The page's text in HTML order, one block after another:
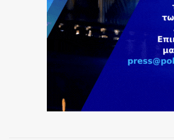
ΟΠΛΑ/ΕΞΟΠΛΙΣΜΟΣ
ΟΜΑΔΕΣ ΕΛ.ΑΣ.